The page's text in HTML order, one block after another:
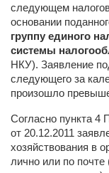
следующем
основании
группу единого
системы
НКУ). Заявление
следующего за
произошло
Согласно пункта 4
от 20.12.2011
хозяйствования в
лично или по почте